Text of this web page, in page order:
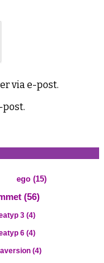
via e-post.
ego (15)
(56)
3 (4)
6 (4)
(4)